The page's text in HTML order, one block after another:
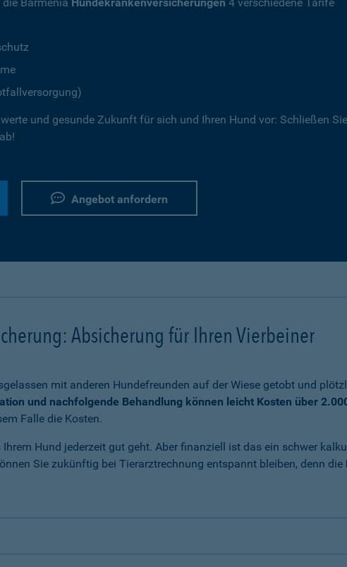
und gesunde Zukunft für sich und Ihren Hund vor: Schließen Sie
Angebot anfordern
Absicherung für Ihren Vierbeiner
mit anderen Hundefreunden auf der Wiese getobt und
und nachfolgende Behandlung können leicht Kosten über
Falle die Kosten.
Ihrem Hund jederzeit gut geht. Aber finanziell ist das ein schwer
Sie zukünftig bei Tierarztrechnung entspannt bleiben, denn die